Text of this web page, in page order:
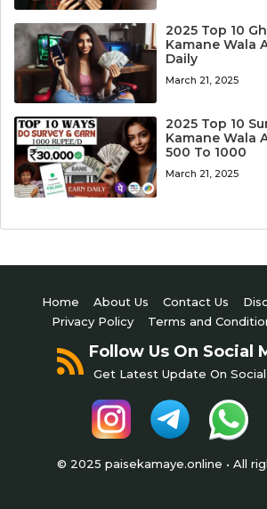
2025 Top 10
Kamane Wala
Daily
March 21, 2025
2025 Top 10
Kamane Wala
500 To 1000
March 21, 2025
Home About Us Contact Us
Privacy Policy
Terms and
Follow Us On Social
Get Latest Update On
© 2025 paisekamaye.online • All